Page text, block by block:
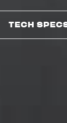
TECH